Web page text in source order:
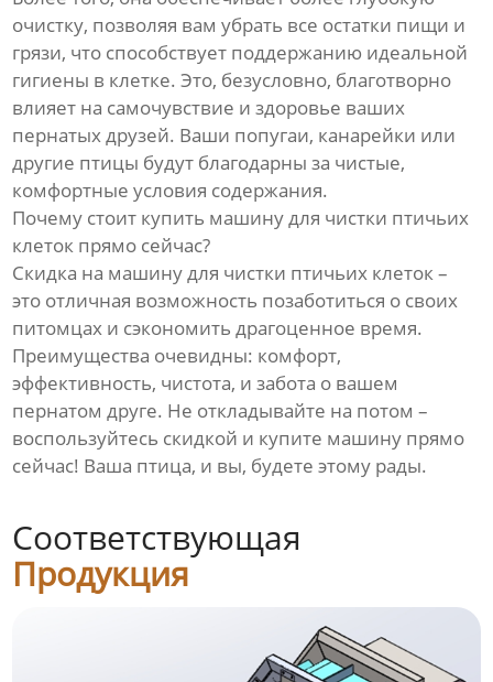
очистку, позволяя вам убрать все остатки пищи и
грязи, что способствует поддержанию идеальной
гигиены в клетке. Это, безусловно, благотворно
влияет на самочувствие и здоровье ваших
пернатых друзей. Ваши попугаи, канарейки или
другие птицы будут благодарны за чистые,
комфортные условия содержания.
Почему стоит купить машину для чистки птичьих
клеток прямо сейчас?
Скидка на машину для чистки птичьих клеток –
это отличная возможность позаботиться о своих
питомцах и сэкономить драгоценное время.
Преимущества очевидны: комфорт,
эффективность, чистота, и забота о вашем
пернатом друге. Не откладывайте на потом –
воспользуйтесь скидкой и купите машину прямо
сейчас! Ваша птица, и вы, будете этому рады.
Соответствующая
Продукция